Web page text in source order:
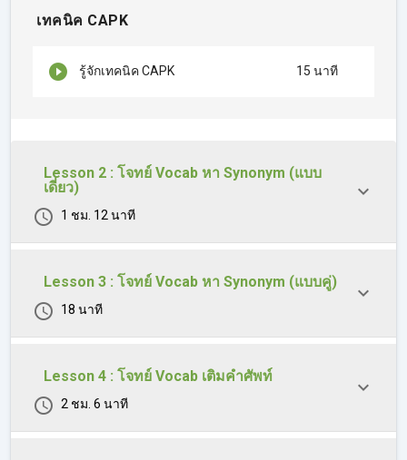
เทคนิค CAPK
รู้จักเทคนิค CAPK 15 นาที
Lesson 2 : โจทย์ Vocab หา Synonym (แบบ
เดี่ยว)
1 ชม. 12 นาที
Lesson 3 : โจทย์ Vocab หา Synonym (แบบคู่)
18 นาที
Lesson 4 : โจทย์ Vocab เติมคำศัพท์
2 ชม. 6 นาที